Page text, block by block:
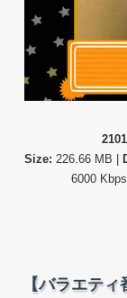
Size: 226.66 MB |
6000
【バラエテ